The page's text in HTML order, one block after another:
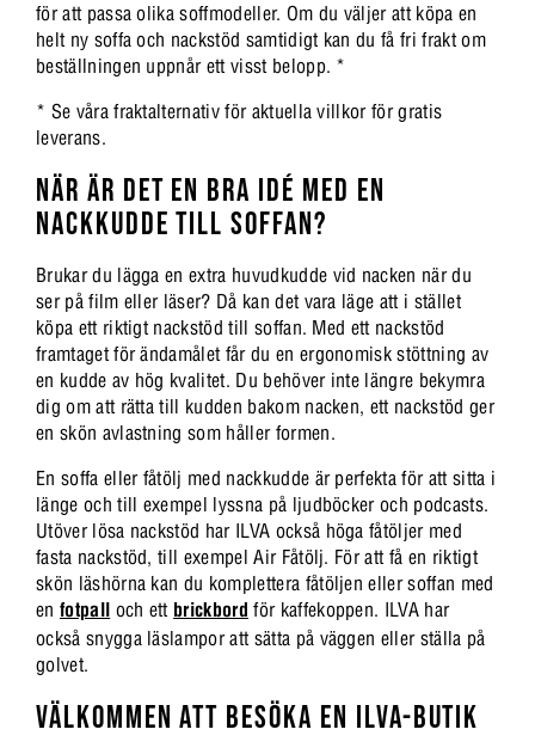
för att passa olika soffmodeller. Om du väljer att köpa en
helt ny soffa och nackstöd samtidigt kan du få fri frakt om
beställningen uppnår ett visst belopp. *
* Se våra fraktalternativ för aktuella villkor för gratis
leverans.
NÄR ÄR DET EN BRA IDÉ MED EN
NACKKUDDE TILL SOFFAN?
Brukar du lägga en extra huvudkudde vid nacken när du
ser på film eller läser? Då kan det vara läge att i stället
köpa ett riktigt nackstöd till soffan. Med ett nackstöd
framtaget för ändamålet får du en ergonomisk stöttning av
en kudde av hög kvalitet. Du behöver inte längre bekymra
dig om att rätta till kudden bakom nacken, ett nackstöd ger
en skön avlastning som håller formen.
En soffa eller fåtölj med nackkudde är perfekta för att sitta i
länge och till exempel lyssna på ljudböcker och podcasts.
Utöver lösa nackstöd har ILVA också höga fåtöljer med
fasta nackstöd, till exempel Air Fåtölj. För att få en riktigt
skön läshörna kan du komplettera fåtöljen eller soffan med
en fotpall och ett brickbord för kaffekoppen. ILVA har
också snygga läslampor att sätta på väggen eller ställa på
golvet.
VÄLKOMMEN ATT BESÖKA EN ILVA-BUTIK